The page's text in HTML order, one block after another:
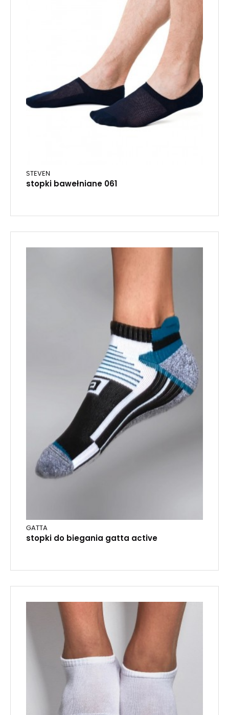
STEVEN
stopki bawełniane 061
GATTA
stopki do biegania gatta active